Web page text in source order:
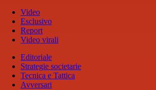
Video
Esclusivo
Report
Video virali
Editoriale
Strategie societarie
Tecnica e Tattica
Avversari